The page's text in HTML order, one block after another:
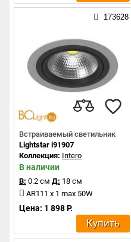
173628
Встраиваемый светильник
Lightstar i91907
Коллекция: Intero
В наличии
В: 0.2 см Д: 18 см
AR111 x 1 max 50W
Цена: 1 898 Р.
Купить